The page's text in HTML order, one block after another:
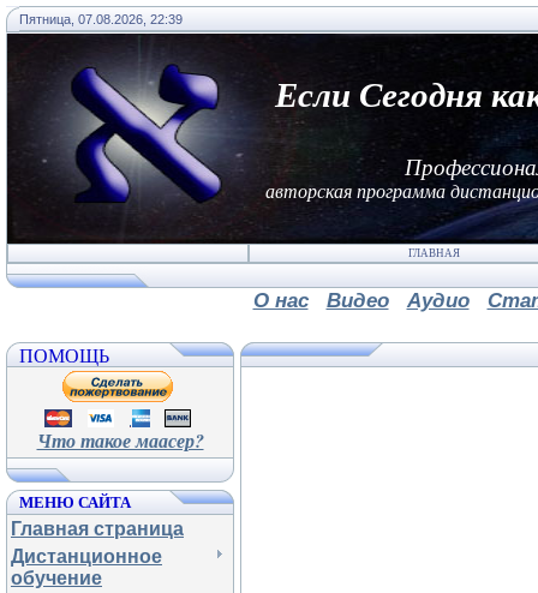
Пятница, 07.08.2026, 22:39
Если Сегодня
авторская программа
ГЛАВНАЯ
О нас Видео Аудио
ПОМОЩЬ
Что такое маасер?
МЕНЮ САЙТА
Главная страница
Дистанционное
обучение